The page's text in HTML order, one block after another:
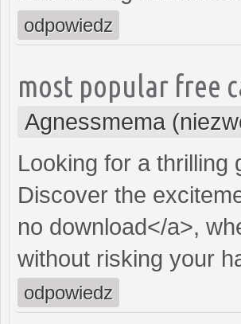
odpowiedz
most popular free
Agnessmema
Looking for a thrilling
Discover the
no download</a>,
without risking your
odpowiedz